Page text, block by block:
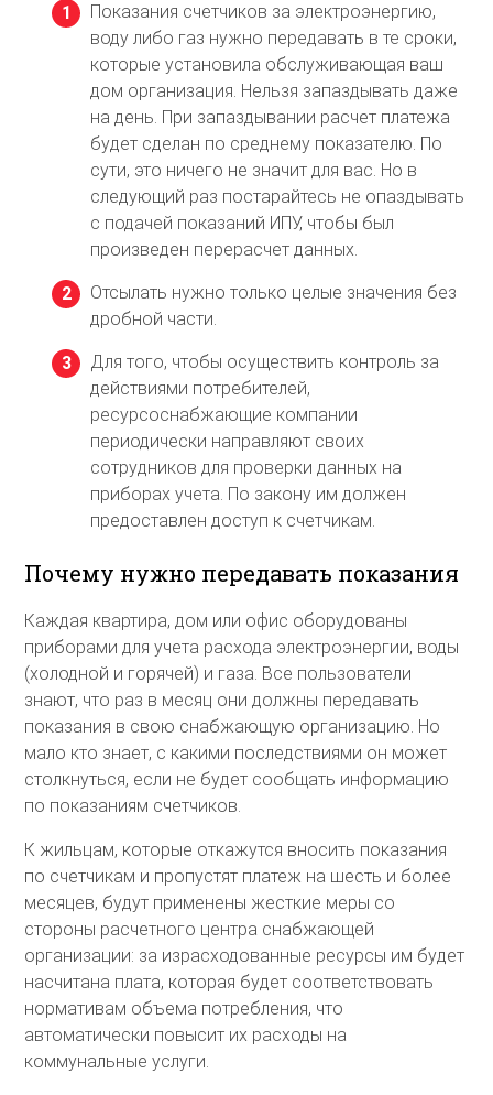
Показания счетчиков за электроэнергию,
воду либо газ нужно передавать в те сроки,
которые установила обслуживающая ваш
дом организация. Нельзя запаздывать даже
на день. При запаздывании расчет платежа
будет сделан по среднему показателю. По
сути, это ничего не значит для вас. Но в
следующий раз постарайтесь не опаздывать
с подачей показаний ИПУ, чтобы был
произведен перерасчет данных.
Отсылать нужно только целые значения без
дробной части.
Для того, чтобы осуществить контроль за
действиями потребителей,
ресурсоснабжающие компании
периодически направляют своих
сотрудников для проверки данных на
приборах учета. По закону им должен
предоставлен доступ к счетчикам.
Почему нужно передавать показания
Каждая квартира, дом или офис оборудованы
приборами для учета расхода электроэнергии, воды
(холодной и горячей) и газа. Все пользователи
знают, что раз в месяц они должны передавать
показания в свою снабжающую организацию. Но
мало кто знает, с какими последствиями он может
столкнуться, если не будет сообщать информацию
по показаниям счетчиков.
К жильцам, которые откажутся вносить показания
по счетчикам и пропустят платеж на шесть и более
месяцев, будут применены жесткие меры со
стороны расчетного центра снабжающей
организации: за израсходованные ресурсы им будет
насчитана плата, которая будет соответствовать
нормативам объема потребления, что
автоматически повысит их расходы на
коммунальные услуги.